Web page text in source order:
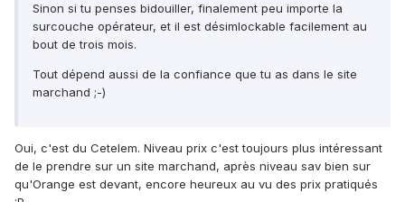
Sinon si tu penses bidouiller, finalement peu importe la
surcouche opérateur, et il est désimlockable facilement au
bout de trois mois.
Tout dépend aussi de la confiance que tu as dans le site
marchand ;-)
Oui, c'est du Cetelem. Niveau prix c'est toujours plus intéressant
de le prendre sur un site marchand, après niveau sav bien sur
qu'Orange est devant, encore heureux au vu des prix pratiqués